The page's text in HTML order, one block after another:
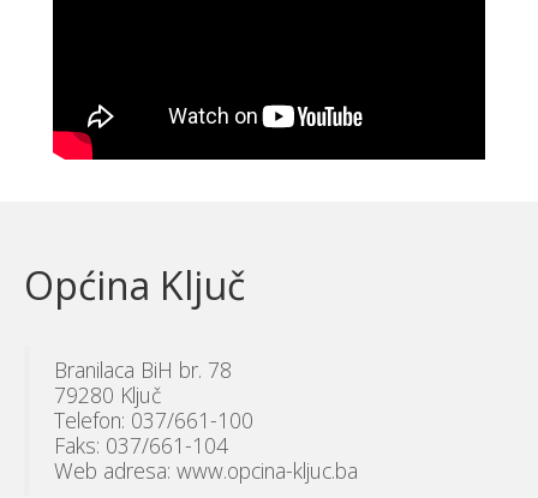
Općina Ključ
Branilaca BiH br. 78
79280 Ključ
Telefon: 037/661-100
Faks: 037/661-104
Web adresa: www.opcina-kljuc.ba